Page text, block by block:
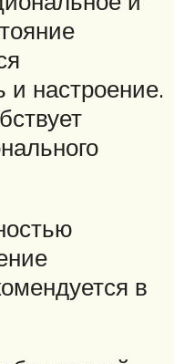
и настроение.
в